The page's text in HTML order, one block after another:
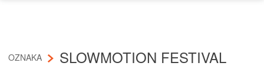
OZNAKA SLOWMOTION FESTIVAL